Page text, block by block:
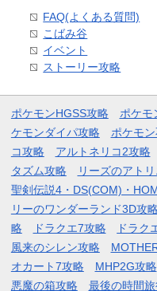
FAQ(よくある質問)
こばみ谷
イベント
ストーリー攻略
ポケモンHGSS攻略 ポケモ
ケモンダイパ攻略
ポケモ
コ攻略
アルトネリコ2攻略
タズム攻略
リーズのアト
聖剣伝説4・DS(COM)・
リーのワンダーランド3D攻
略
ドラクエ7攻略 ドラク
風来のシレン攻略
オカート7攻略
MHP2G攻略
悪魔の箱攻略
最後の時間